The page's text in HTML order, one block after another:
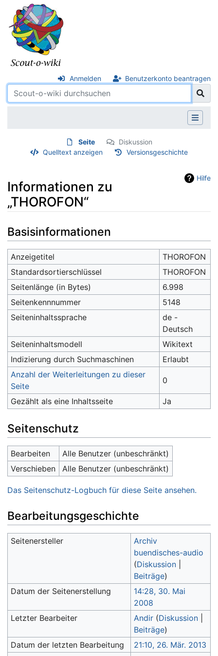
Anmelden Benutzerkonto beantragen
Seite
Diskussion
Quelltext anzeigen
Versionsgeschichte
Hilfe
Informationen zu
„THOROFON“
Wechseln zu: Navigation
Basisinformationen
Anzeigetitel
THOROFON
Standardsortierschlüssel
THOROFON
Seitenlänge (in Bytes)
6.998
Seitenkennnummer
5148
Seiteninhaltssprache
de -
Deutsch
Seiteninhaltsmodell
Wikitext
Indizierung durch Suchmaschinen
Erlaubt
Anzahl der Weiterleitungen zu dieser
Seite
0
Gezählt als eine Inhaltsseite Ja
Seitenschutz
Bearbeiten
Alle Benutzer (unbeschränkt)
Verschieben
Alle Benutzer (unbeschränkt)
Das Seitenschutz-Logbuch für diese Seite ansehen.
Bearbeitungsgeschichte
Seitenersteller
Archiv
buendisches-audio
(Diskussion
Beiträge)
Datum der Seitenerstellung
14:28, 30. Mai
2008
Letzter Bearbeiter
Andir (Diskussion
Beiträge)
Datum der letzten Bearbeitung
21:10, 26. Mär. 2013